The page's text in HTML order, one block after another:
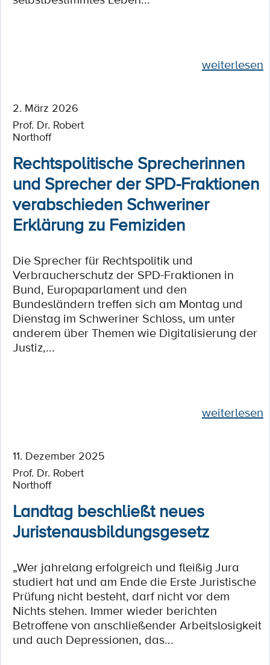
weiterlesen
2. März 2026
Prof. Dr. Robert
Northoff
Rechtspolitische Sprecherinnen
und Sprecher der SPD-Fraktionen
verabschieden Schweriner
Erklärung zu Femiziden
Die Sprecher für Rechtspolitik und
Verbraucherschutz der SPD-Fraktionen in
Bund, Europaparlament und den
Bundesländern treffen sich am Montag und
Dienstag im Schweriner Schloss, um unter
anderem über Themen wie Digitalisierung der
Justiz,...
weiterlesen
11. Dezember 2025
Prof. Dr. Robert
Northoff
Landtag beschließt neues
Juristenausbildungsgesetz
„Wer jahrelang erfolgreich und fleißig Jura
studiert hat und am Ende die Erste Juristische
Prüfung nicht besteht, darf nicht vor dem
Nichts stehen. Immer wieder berichten
Betroffene von anschließender Arbeitslosigkeit
und auch Depressionen, das...